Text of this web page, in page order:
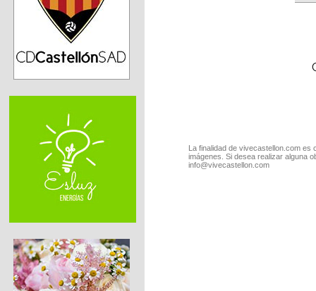
La finalidad de vivecastellon.com
imágenes. Si desea realizar alguna
info@vivecastellon.com